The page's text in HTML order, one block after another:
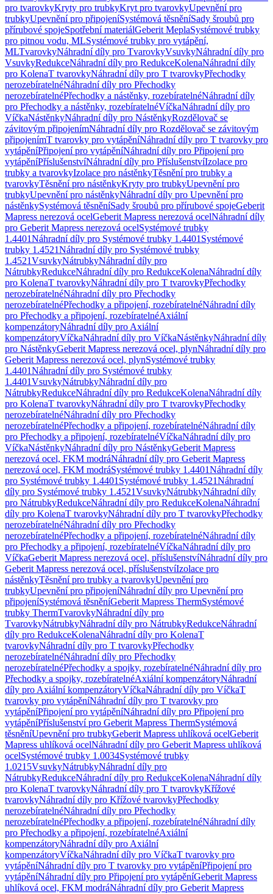
pro tvarovkyKryty pro trubkyKryt pro tvarovkyUpevnění pro
trubkyUpevnění pro připojeníSystémová těsněníSady šroubů pro
přírubové spojeSpotřební materiálGeberit MeplaSystémové trubky
pro pitnou vodu, MLSystémové trubky pro vytápění,
MLTvarovkyNáhradní díly pro TvarovkyVsuvkyNáhradní díly pro
VsuvkyRedukceNáhradní díly pro RedukceKolenaNáhradní díly
pro KolenaT tvarovkyNáhradní díly pro T tvarovkyPřechodky
nerozebíratelnéNáhradní díly pro Přechodky
nerozebíratelnéPřechodky a nástěnky, rozebíratelnéNáhradní díly
pro Přechodky a nástěnky, rozebíratelnéVíčkaNáhradní díly pro
VíčkaNástěnkyNáhradní díly pro NástěnkyRozdělovač se
závitovým připojenímNáhradní díly pro Rozdělovač se závitovým
připojenímT tvarovky pro vytápěníNáhradní díly pro T tvarovky pro
vytápěníPřipojení pro vytápěníNáhradní díly pro Připojení pro
vytápěníPříslušenstvíNáhradní díly pro PříslušenstvíIzolace pro
trubky a tvarovkyIzolace pro nástěnkyTěsnění pro trubky a
tvarovkyTěsnění pro nástěnkyKryty pro trubkyUpevnění pro
trubkyUpevnění pro nástěnkyNáhradní díly pro Upevnění pro
nástěnkySystémová těsněníSady šroubů pro přírubové spojeGeberit
Mapress nerezová ocelGeberit Mapress nerezová ocelNáhradní díly
pro Geberit Mapress nerezová ocelSystémové trubky
1.4401Náhradní díly pro Systémové trubky 1.4401 Systémové
trubky 1.4521Náhradní díly pro Systémové trubky
1.4521VsuvkyNátrubkyNáhradní díly pro
NátrubkyRedukceNáhradní díly pro RedukceKolenaNáhradní díly
pro KolenaT tvarovkyNáhradní díly pro T tvarovkyPřechodky
nerozebíratelnéNáhradní díly pro Přechodky
nerozebíratelnéPřechodky a připojení, rozebíratelnéNáhradní díly
pro Přechodky a připojení, rozebíratelnéAxiální
kompenzátoryNáhradní díly pro Axiální
kompenzátoryVíčkaNáhradní díly pro VíčkaNástěnkyNáhradní díly
pro NástěnkyGeberit Mapress nerezová ocel, plynNáhradní díly pro
Geberit Mapress nerezová ocel, plynSystémové trubky
1.4401Náhradní díly pro Systémové trubky
1.4401VsuvkyNátrubkyNáhradní díly pro
NátrubkyRedukceNáhradní díly pro RedukceKolenaNáhradní díly
pro KolenaT tvarovkyNáhradní díly pro T tvarovkyPřechodky
nerozebíratelnéNáhradní díly pro Přechodky
nerozebíratelnéPřechodky a připojení, rozebíratelnéNáhradní díly
pro Přechodky a připojení, rozebíratelnéVíčkaNáhradní díly pro
VíčkaNástěnkyNáhradní díly pro NástěnkyGeberit Mapress
nerezová ocel, FKM modráNáhradní díly pro Geberit Mapress
nerezová ocel, FKM modráSystémové trubky 1.4401Náhradní díly
pro Systémové trubky 1.4401 Systémové trubky 1.4521Náhradní
díly pro Systémové trubky 1.4521VsuvkyNátrubkyNáhradní díly
pro NátrubkyRedukceNáhradní díly pro RedukceKolenaNáhradní
díly pro KolenaT tvarovkyNáhradní díly pro T tvarovkyPřechodky
nerozebíratelnéNáhradní díly pro Přechodky
nerozebíratelnéPřechodky a připojení, rozebíratelnéNáhradní díly
pro Přechodky a připojení, rozebíratelnéVíčkaNáhradní díly pro
VíčkaGeberit Mapress nerezová ocel, příslušenstvíNáhradní díly pro
Geberit Mapress nerezová ocel, příslušenstvíIzolace pro
nástěnkyTěsnění pro trubky a tvarovkyUpevnění pro
trubkyUpevnění pro připojeníNáhradní díly pro Upevnění pro
připojeníSystémová těsněníGeberit Mapress ThermSystémové
trubky ThermTvarovkyNáhradní díly pro
TvarovkyNátrubkyNáhradní díly pro NátrubkyRedukceNáhradní
díly pro RedukceKolenaNáhradní díly pro KolenaT
tvarovkyNáhradní díly pro T tvarovkyPřechodky
nerozebíratelnéNáhradní díly pro Přechodky
nerozebíratelnéPřechodky a spojky, rozebíratelnéNáhradní díly pro
Přechodky a spojky, rozebíratelnéAxiální kompenzátoryNáhradní
díly pro Axiální kompenzátoryVíčkaNáhradní díly pro VíčkaT
tvarovky pro vytápěníNáhradní díly pro T tvarovky pro
vytápěníPřipojení pro vytápěníNáhradní díly pro Připojení pro
vytápěníPříslušenství pro Geberit Mapress ThermSystémová
těsněníUpevnění pro trubkyGeberit Mapress uhlíková ocelGeberit
Mapress uhlíková ocelNáhradní díly pro Geberit Mapress uhlíková
ocelSystémové trubky 1.0034Systémové trubky
1.0215VsuvkyNátrubkyNáhradní díly pro
NátrubkyRedukceNáhradní díly pro RedukceKolenaNáhradní díly
pro KolenaT tvarovkyNáhradní díly pro T tvarovkyKřížové
tvarovkyNáhradní díly pro Křížové tvarovkyPřechodky
nerozebíratelnéNáhradní díly pro Přechodky
nerozebíratelnéPřechodky a připojení, rozebíratelnéNáhradní díly
pro Přechodky a připojení, rozebíratelnéAxiální
kompenzátoryNáhradní díly pro Axiální
kompenzátoryVíčkaNáhradní díly pro VíčkaT tvarovky pro
vytápěníNáhradní díly pro T tvarovky pro vytápěníPřipojení pro
vytápěníNáhradní díly pro Připojení pro vytápěníGeberit Mapress
uhlíková ocel, FKM modráNáhradní díly pro Geberit Mapress